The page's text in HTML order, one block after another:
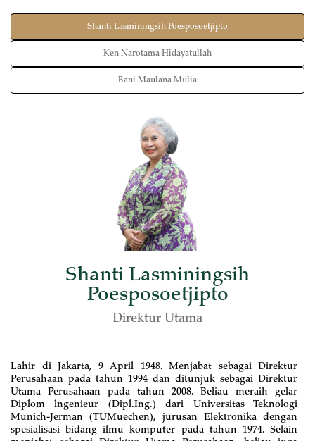
Shanti Lasminingsih Poesposoetjipto
Ken Narotama Hidayatullah
Bani Maulana Mulia
Shanti Lasminingsih
Poesposoetjipto
Direktur Utama
Lahir di Jakarta, 9 April 1948. Menjabat sebagai Direktur
Perusahaan pada tahun 1994 dan ditunjuk sebagai Direktur
Utama Perusahaan pada tahun 2008. Beliau meraih gelar
Diplom lngenieur (Dipl.Ing.) dari Universitas Teknologi
Munich-Jerman (TUMuechen), jurusan Elektronika dengan
spesialisasi bidang ilmu komputer pada tahun 1974. Selain